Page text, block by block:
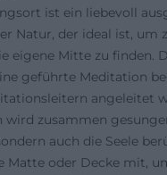
ist ein liebevoll
Natur, der ideal ist, um
eigene Mitte zu finden.
geführte Meditation
angeleitet
wird zusammen
auch die Seele
Matte oder Decke mit,